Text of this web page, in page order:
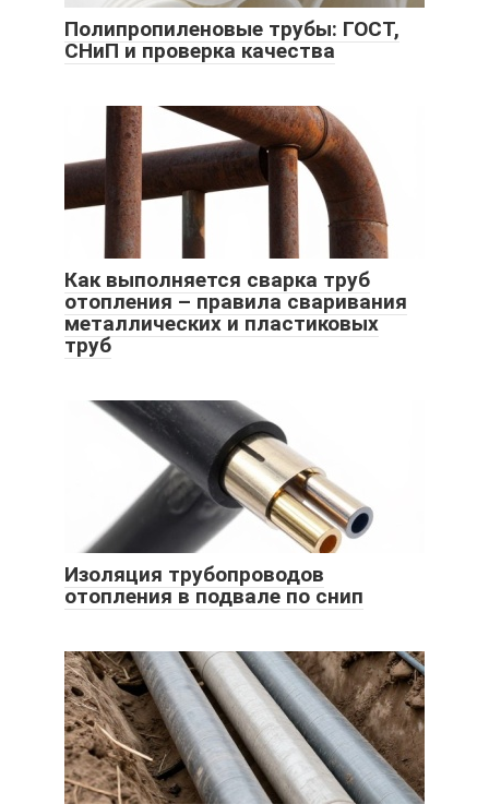
Полипропиленовые трубы: ГОСТ,
СНиП и проверка качества
Как выполняется сварка труб
отопления – правила сваривания
металлических и пластиковых
труб
Изоляция трубопроводов
отопления в подвале по снип